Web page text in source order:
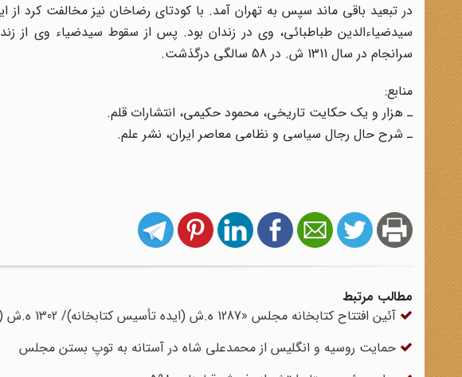
سید‌ضیاءالدین طباطبائی، وی در زندان بود. پس از سقوط سید‌ضیاء وی از
سرانجام در سال 1311 ش. در 58 سالگی درگذشت.
منابع:
ـ هزار و یک حکایت تاریخی، محمود حکیمی، انتشارات قلم.
ـ شرح حال رجال سیاسی و نظامی معاصر ایران، نشر علم.
مطالب مرتبط
آئین افتتاح کتابخانه مجلس «1287 ه.ش (ایده تأسیس کتابخانه)/ 1302 ه.ش (تأسیس و افتتاح کتابخانه)»
حمایت روسیه و انگلیس از محمد‌‌علی شاه در آستانه به توپ بستن مجلس